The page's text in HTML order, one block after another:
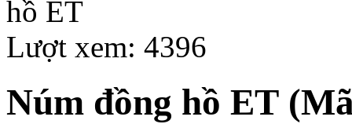
Lượt xem: 4396
Núm đồng hồ ET